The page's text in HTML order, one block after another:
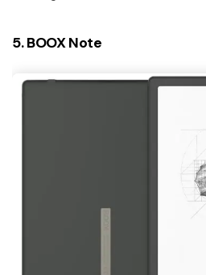
5. BOOX Note